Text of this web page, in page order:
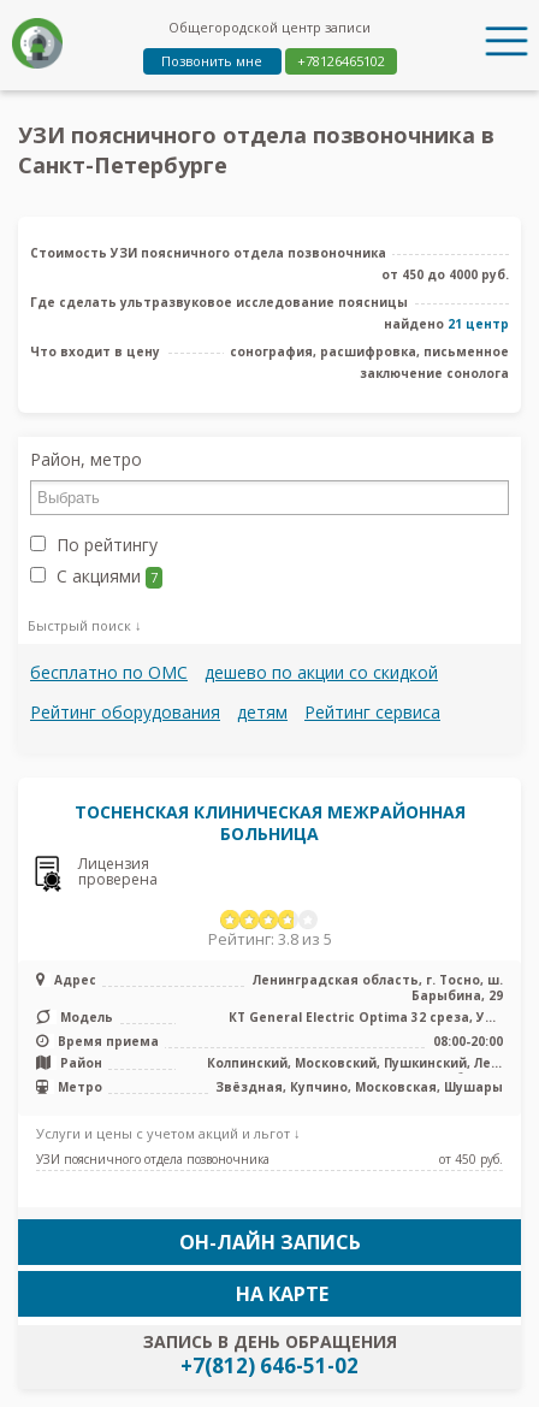
Общегородской центр записи
Позвонить мне
+78126465102
УЗИ поясничного отдела позвоночника в
Санкт-Петербурге
Стоимость УЗИ поясничного отдела позвоночника
от 450 до 4000 руб.
Где сделать ультразвуковое исследование поясницы
найдено 21 центр
Что входит в цену
сонография, расшифровка, письменное
заключение сонолога
Район, метро
По рейтингу
С акциями 7
Быстрый поиск ↓
бесплатно по ОМС
дешево по акции со скидкой
Рейтинг оборудования
детям Рейтинг сервиса
ТОСНЕНСКАЯ КЛИНИЧЕСКАЯ МЕЖРАЙОННАЯ
БОЛЬНИЦА
Лицензия
проверена
Рейтинг: 3.8 из 5
Адрес
Ленинградская область, г. Тосно, ш.
Барыбина, 29
Модель
КТ General Electric Optima 32 среза, УЗИ
аппарат
Время приема
08:00-20:00
Район
Колпинский, Московский, Пушкинский, Лен.
область
Метро Звёздная, Купчино, Московская, Шушары
Услуги и цены с учетом акций и льгот ↓
УЗИ поясничного отдела позвоночника от 450 pуб.
ОН-ЛАЙН ЗАПИСЬ
ЗАПИСЬ В ДЕНЬ ОБРАЩЕНИЯ
+7(812) 646-51-02
НА КАРТЕ